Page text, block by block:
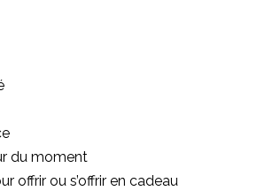
du moment
offrir ou s’offrir en cadeau